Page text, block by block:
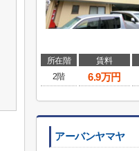
所在階 賃料
2階
6.9万円
アーバンヤマヤ